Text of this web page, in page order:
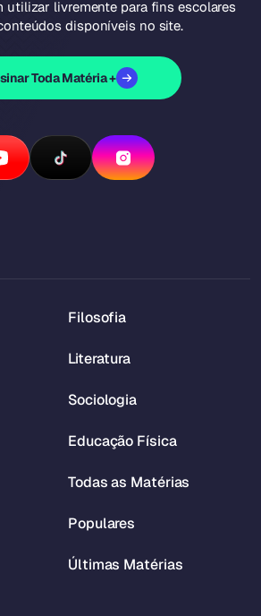
utilizar livremente para fins escolares
disponíveis no site.
Toda Matéria +
Filosofia
Literatura
Sociologia
Educação Física
Todas as Matérias
Populares
Últimas Matérias